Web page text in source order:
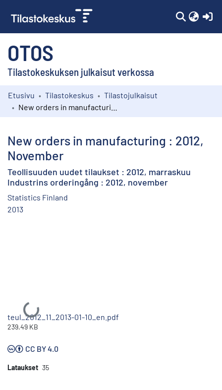
OTOS
Tilastokeskuksen julkaisut verkossa
Kokoelmat
Etusivu Tilastokeskus
Tilastojulkaisut
New orders in manufacturing : 2012,
November
Teollisuuden uudet tilaukset : 2012, marraskuu
Industrins orderingång : 2012, november
Statistics Finland
2013
Ladataan...
teul_2012_11_2013-01-10_en.pdf
239.49 KB
CC BY 4.0
Lataukset 35